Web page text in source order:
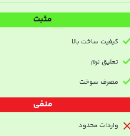
مثبت
کیفیت ساخت بالا
تعلیق نرم
مصرف سوخت
منفی
واردات محدود